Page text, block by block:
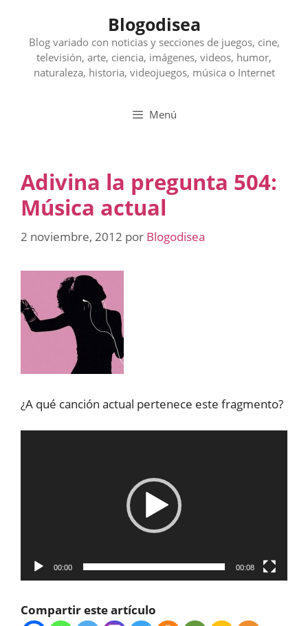
contenido
Blogodisea
Blog variado con noticias y secciones de juegos, cine,
televisión, arte, ciencia, imágenes, videos, humor,
naturaleza, historia, videojuegos, música o Internet
Menú
Adivina la pregunta 504:
Música actual
2 noviembre, 2012 por Blogodisea
¿A qué canción actual pertenece este fragmento?
00:00 00:08
Compartir este artículo